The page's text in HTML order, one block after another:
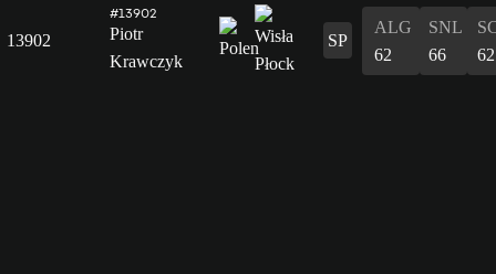
13902
#13902
Piotr
Krawczyk
SP
ALG
62
SNL
66
62